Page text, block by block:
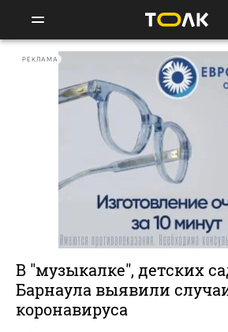
РЕКЛАМА
В "музыкалке", детских
Барнаула выявили
коронавируса